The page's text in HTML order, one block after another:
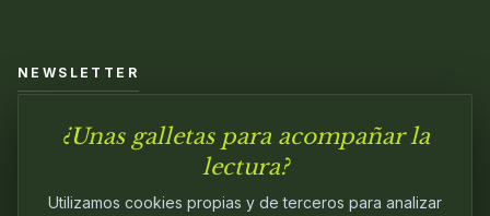
NEWSLETTER
Únete a nuestra comunidad y sé el primero en conocer las
¿Unas galletas para acompañar la
lectura?
Utilizamos cookies propias y de terceros para analizar